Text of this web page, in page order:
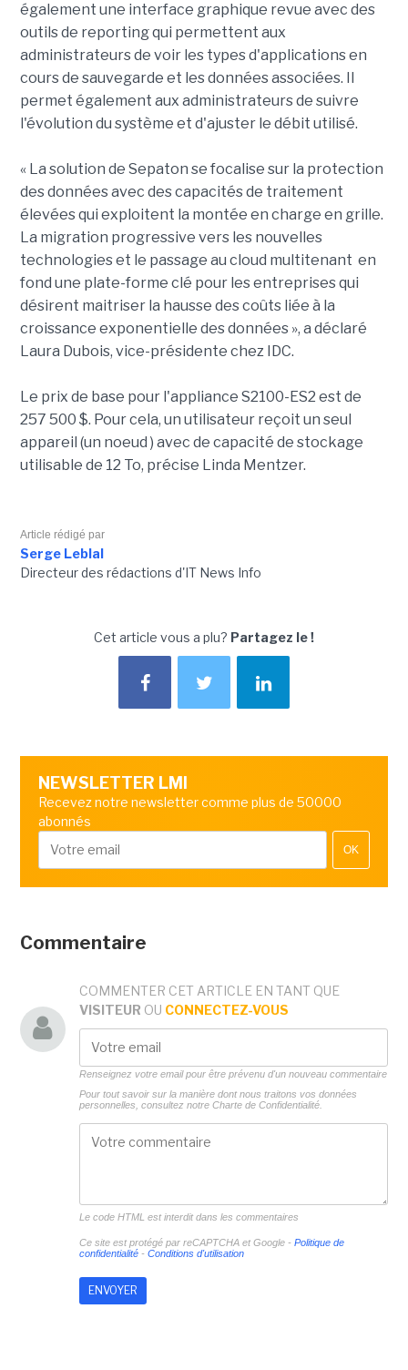
également une interface graphique revue avec des
outils de reporting qui permettent aux
administrateurs de voir les types d'applications en
cours de sauvegarde et les données associées. Il
permet également aux administrateurs de suivre
l'évolution du système et d'ajuster le débit utilisé.
« La solution de Sepaton se focalise sur la protection
des données avec des capacités de traitement
élevées qui exploitent la montée en charge en grille.
La migration progressive vers les nouvelles
technologies et le passage au cloud multitenant en
fond une plate-forme clé pour les entreprises qui
désirent maitriser la hausse des coûts liée à la
croissance exponentielle des données », a déclaré
Laura Dubois, vice-présidente chez IDC.
Le prix de base pour l'appliance S2100-ES2 est de
257 500 $. Pour cela, un utilisateur reçoit un seul
appareil (un noeud ) avec de capacité de stockage
utilisable de 12 To, précise Linda Mentzer.
Article rédigé par
Serge Leblal
Directeur des rédactions d'IT News Info
Cet article vous a plu? Partagez le !
NEWSLETTER LMI
Recevez notre newsletter comme plus de 50000
abonnés
OK
Commentaire
COMMENTER CET ARTICLE EN TANT QUE
VISITEUR OU CONNECTEZ-VOUS
Renseignez votre email pour être prévenu d'un nouveau commentaire
Pour tout savoir sur la manière dont nous traitons vos données
personnelles, consultez notre Charte de Confidentialité.
Le code HTML est interdit dans les commentaires
Ce site est protégé par reCAPTCHA et Google - Politique de
confidentialité- Conditions d'utilisation